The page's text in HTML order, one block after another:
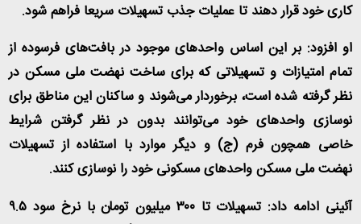
کاری خود قرار دهند تا عملیات جذب تسهیلات سریعا فراهم شود.
او افزود: بر این اساس واحدهای موجود در بافت‌های فرسوده از
تمام امتیازات و تسهیلاتی که برای ساخت نهضت ملی مسکن در
نظر گرفته شده است، برخوردار می‌شوند و ساکنان این مناطق برای
نوسازی واحدهای خود می‌توانند بدون در نظر گرفتن شرایط
خاصی همچون فرم (ج) و دیگر موارد با استفاده از تسهیلات
نهضت ملی مسکن واحدهای مسکونی خود را نوسازی کنند.
آئینی ادامه داد: تسهیلات تا ۳۰۰ میلیون تومان با نرخ سود ۹.۵